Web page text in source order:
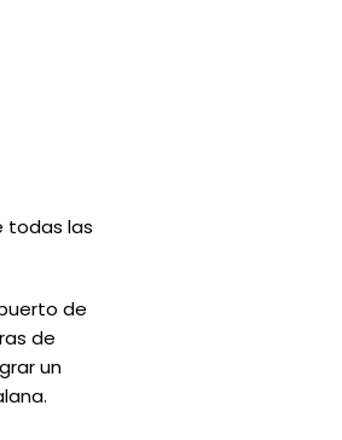
todas las
de
de
un